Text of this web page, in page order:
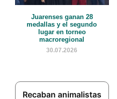
Juarenses ganan 28
medallas y el segundo
lugar en torneo
macroregional
30.07.2026
Next
Recaban animalistas